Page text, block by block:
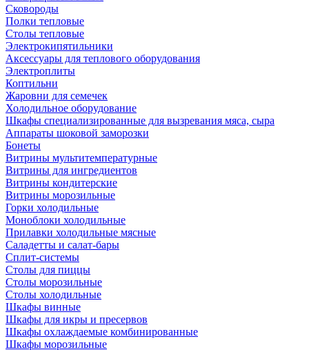
Сковороды
Полки тепловые
Столы тепловые
Электрокипятильники
Аксессуары для теплового оборудования
Электроплиты
Коптильни
Жаровни для семечек
Холодильное оборудование
Шкафы специализированные для вызревания мяса, сыра
Аппараты шоковой заморозки
Бонеты
Витрины мультитемпературные
Витрины для ингредиентов
Витрины кондитерские
Витрины морозильные
Горки холодильные
Моноблоки холодильные
Прилавки холодильные мясные
Саладетты и салат-бары
Сплит-системы
Столы для пиццы
Столы морозильные
Столы холодильные
Шкафы винные
Шкафы для икры и пресервов
Шкафы охлаждаемые комбинированные
Шкафы морозильные